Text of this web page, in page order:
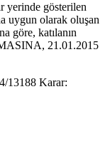
yerinde gösterilen
uygun olarak oluşan
göre, katılanın
21.01.2015
13188 Karar: